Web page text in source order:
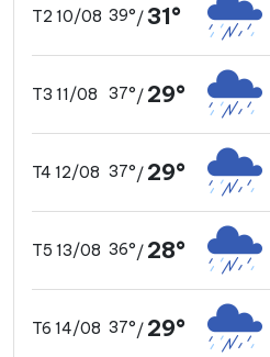
T2 10/08 39°/31°
T3 11/08 37°/ 29°
T4 12/08 37°/ 29°
T5 13/08 36°/ 28°
T6 14/08 37°/ 29°